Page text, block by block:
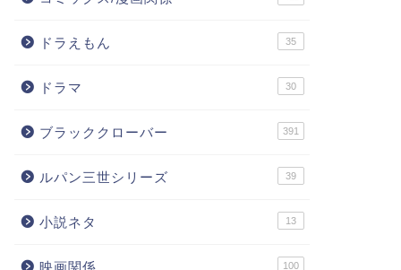
ドラえもん 35
ドラマ 30
ブラッククローバー 391
ルパン三世シリーズ 39
小説ネタ 13
映画関係 100